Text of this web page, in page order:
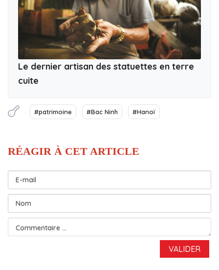
Le dernier artisan des statuettes en terre
cuite
#patrimoine #Bac Ninh #Hanoï